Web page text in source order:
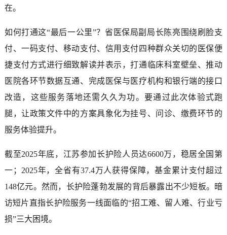
在。
如何打通这“最后一公里”？省医保局副局长陈亮围绕刷脸支
付、一码支付、移动支付、信用支付四种群众关切的医保便
捷支付方式进行细致解读并表示，打通临床科室壁垒、推动
医院各环节数据互通、完成医保与医疗机构和银行端的接口
改造，这些服务落地还需久久为功。要通过此次体验式跑
腿，让政策文件中的方案具象化为挂号、问诊、缴费环节的
服务体验提升。
截至2025年底，江苏参加长护险人员达6600万，稳居全国第
一；2025年，全省有37.4万人获得保障，基金累计支付超过
148亿元。然而，长护险蓬勃发展的背后暴露出不少短板。暗
访短片直指长护险服务一线面临的“招工难、留人难、行业亏
损”三大困境。